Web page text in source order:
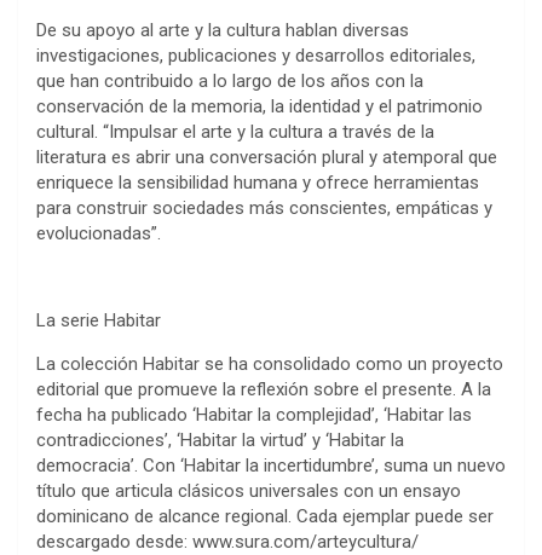
De su apoyo al arte y la cultura hablan diversas
investigaciones, publicaciones y desarrollos editoriales,
que han contribuido a lo largo de los años con la
conservación de la memoria, la identidad y el patrimonio
cultural. “Impulsar el arte y la cultura a través de la
literatura es abrir una conversación plural y atemporal que
enriquece la sensibilidad humana y ofrece herramientas
para construir sociedades más conscientes, empáticas y
evolucionadas”.
La serie Habitar
La colección Habitar se ha consolidado como un proyecto
editorial que promueve la reflexión sobre el presente. A la
fecha ha publicado ‘Habitar la complejidad’, ‘Habitar las
contradicciones’, ‘Habitar la virtud’ y ‘Habitar la
democracia’. Con ‘Habitar la incertidumbre’, suma un nuevo
título que articula clásicos universales con un ensayo
dominicano de alcance regional. Cada ejemplar puede ser
descargado desde: www.sura.com/arteycultura/